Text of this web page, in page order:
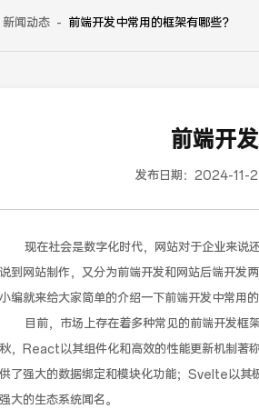
新闻动态 - 前端开发中常用的框架有哪些？
前端开
发布日期： 2024-11-
现在社会是数字化时代，网站对于企业来说还
说到网站制作，又分为前端开发和网站后端开发
小编就来给大家简单的介绍一下前端开发中常用
目前，市场上存在着多种常见的前端开发框
秋，React以其组件化和高效的性能更新机制著
供了强大的数据绑定和模块化功能；Svelte以其
强大的生态系统闻名。